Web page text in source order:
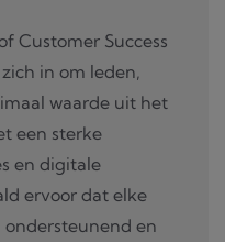
Customer Success
in om leden,
waarde uit het
een sterke
en digitale
ervoor dat elke
en